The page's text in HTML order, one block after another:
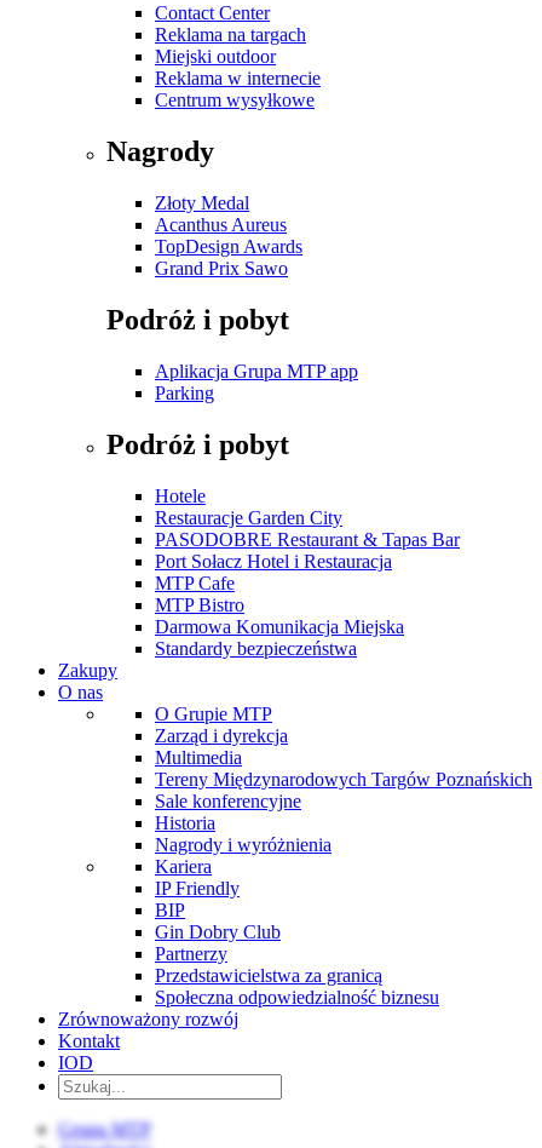
Contact Center
Reklama na targach
Miejski outdoor
Reklama w internecie
Centrum wysyłkowe
Nagrody
Złoty Medal
Acanthus Aureus
TopDesign Awards
Grand Prix Sawo
Podróż i pobyt
Aplikacja Grupa MTP app
Parking
Podróż i pobyt
Hotele
Restauracje Garden City
PASODOBRE Restaurant & Tapas Bar
Port Sołacz Hotel i Restauracja
MTP Cafe
MTP Bistro
Darmowa Komunikacja Miejska
Standardy bezpieczeństwa
Zakupy
O nas
O Grupie MTP
Zarząd i dyrekcja
Multimedia
Tereny Międzynarodowych Targów Poznańskich
Sale konferencyjne
Historia
Nagrody i wyróżnienia
Kariera
IP Friendly
BIP
Gin Dobry Club
Partnerzy
Przedstawicielstwa za granicą
Społeczna odpowiedzialność biznesu
Zrównoważony rozwój
Kontakt
IOD
Grupa MTP